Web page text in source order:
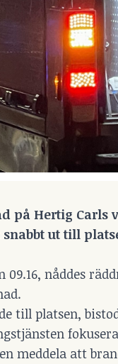
på Hertig Carls
ut till
nåddes
till platsen,
meddela att